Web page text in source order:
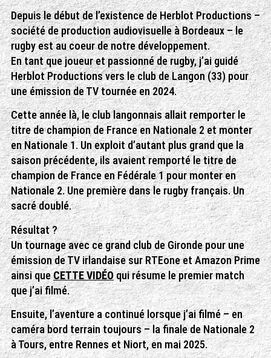
Depuis le début de l’existence de Herblot Productions –
société de production audiovisuelle à Bordeaux – le
rugby est au coeur de notre développement.
En tant que joueur et passionné de rugby, j’ai guidé
Herblot Productions vers le club de Langon (33) pour
une émission de TV tournée en 2024.
Cette année là, le club langonnais allait remporter le
titre de champion de France en Nationale 2 et monter
en Nationale 1. Un exploit d’autant plus grand que la
saison précédente, ils avaient remporté le titre de
champion de France en Fédérale 1 pour monter en
Nationale 2. Une première dans le rugby français. Un
sacré doublé.
Résultat ?
Un tournage avec ce grand club de Gironde pour une
émission de TV irlandaise sur RTEone et Amazon Prime
ainsi queCETTE VIDÉOqui résume le premier match
que j’ai filmé.
Ensuite, l’aventure a continué lorsque j’ai filmé – en
caméra bord terrain toujours – la finale de Nationale 2
à Tours, entre Rennes et Niort, en mai 2025.